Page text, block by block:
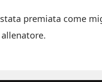
premiata come